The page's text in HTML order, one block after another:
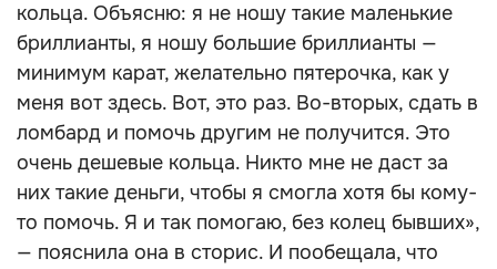
кольца. Объясню: я не ношу такие маленькие
бриллианты, я ношу большие бриллианты —
минимум карат, желательно пятерочка, как у
меня вот здесь. Вот, это раз. Во-вторых, сдать в
ломбард и помочь другим не получится. Это
очень дешевые кольца. Никто мне не даст за
них такие деньги, чтобы я смогла хотя бы кому-
то помочь. Я и так помогаю, без колец бывших»,
— пояснила она в сторис. И пообещала, что